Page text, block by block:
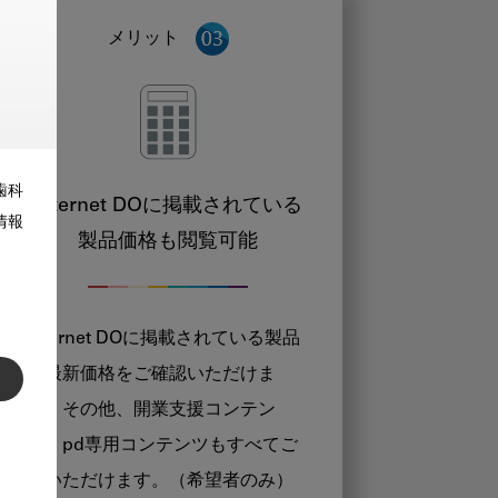
科
報
メリット
Internet DOに掲載されている
製品価格も閲覧可能
Internet DOに掲載されている製品
の最新価格をご確認いただけま
す。その他、開業支援コンテン
ツ、pd専用コンテンツもすべてご
覧いただけます。（希望者のみ）